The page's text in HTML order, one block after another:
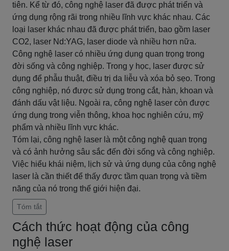
tiên. Kể từ đó, công nghệ laser đã được phát triển và
ứng dụng rộng rãi trong nhiều lĩnh vực khác nhau. Các
loại laser khác nhau đã được phát triển, bao gồm laser
CO2, laser Nd:YAG, laser diode và nhiều hơn nữa.
Công nghệ laser có nhiều ứng dụng quan trọng trong
đời sống và công nghiệp. Trong y học, laser được sử
dụng để phẫu thuật, điều trị da liễu và xóa bỏ sẹo. Trong
công nghiệp, nó được sử dụng trong cắt, hàn, khoan và
đánh dấu vật liệu. Ngoài ra, công nghệ laser còn được
ứng dụng trong viễn thông, khoa học nghiên cứu, mỹ
phẩm và nhiều lĩnh vực khác.
Tóm lại, công nghệ laser là một công nghệ quan trọng
và có ảnh hưởng sâu sắc đến đời sống và công nghiệp.
Việc hiểu khái niệm, lịch sử và ứng dụng của công nghệ
laser là cần thiết để thấy được tầm quan trọng và tiềm
năng của nó trong thế giới hiện đại.
Tóm tắt
Cách thức hoạt động của công
nghệ laser